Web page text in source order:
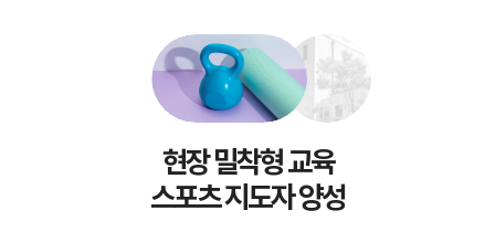
현장 밀착형 교육
스포츠 지도자 양성